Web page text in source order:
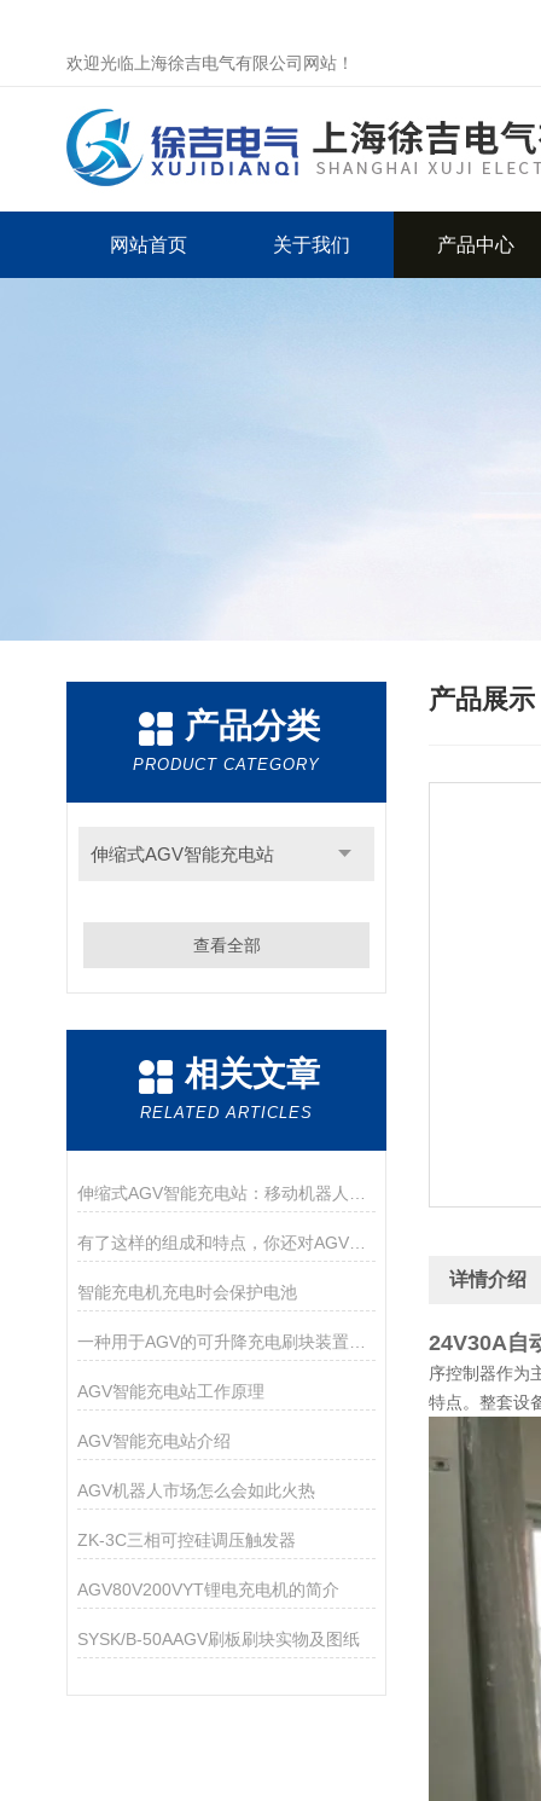
欢迎光临上海徐吉电气有限公司网站！
网站首页 关于我们 产品中心
产品分类
PRODUCT CATEGORY
伸缩式AGV智能充电站
查看全部
相关文章
RELATED ARTICLES
有了这样的组成和特点，你还对AGV智能充电站有什么怀疑？
智能充电机充电时会保护电池
AGV智能充电站工作原理
AGV智能充电站介绍
AGV机器人市场怎么会如此火热
ZK-3C三相可控硅调压触发器
AGV80V200VYT锂电充电机的简介
SYSK/B-50AAGV刷板刷块实物及图纸
产品展示
详情介绍
24V30A自
序控制器作为
特点。整套设